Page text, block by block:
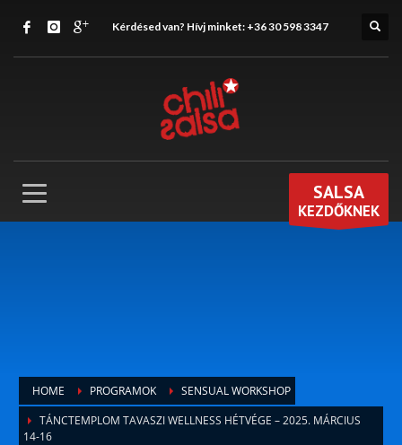
Kérdésed van? Hívj minket: +36 30 598 3347
SALSA
KEZDŐKNEK
HOME PROGRAMOK
SENSUAL WORKSHOP
TÁNCTEMPLOM TAVASZI WELLNESS HÉTVÉGE – 2025. MÁRCIUS
14-16